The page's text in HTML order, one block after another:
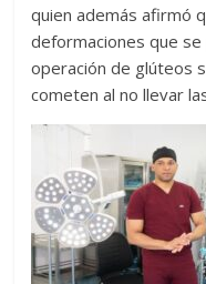
quien además afirmó
deformaciones que
operación de glúteos
cometen al no llevar